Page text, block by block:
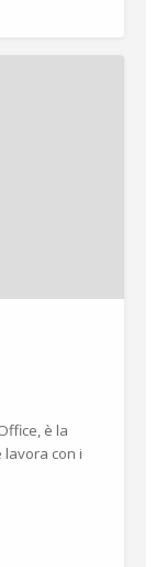
è la
con i